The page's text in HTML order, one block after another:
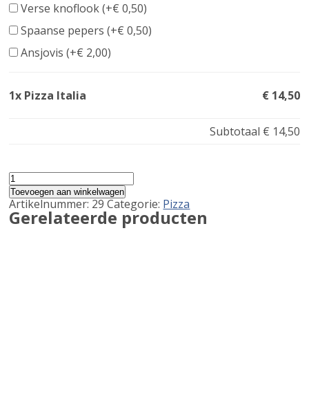
Verse knoflook (+€ 0,50)
Spaanse pepers (+€ 0,50)
Ansjovis (+€ 2,00)
1x Pizza Italia € 14,50
Subtotaal € 14,50
Pizza
Italia
aantal
Toevoegen aan winkelwagen
Artikelnummer: 29 Categorie: Pizza
Gerelateerde producten